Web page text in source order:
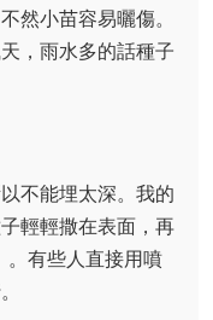
然小苗容易曬傷。
，雨水多的話種子
不能埋太深。我的
輕輕撒在表面，再
。有些人直接用噴